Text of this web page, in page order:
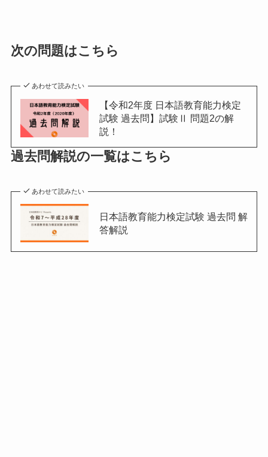
次の問題はこちら
あわせて読みたい
【令和2年度 日本語教育能力検定
試験 過去問】試験Ⅱ 問題2の解
説！
過去問解説の一覧はこちら
あわせて読みたい
日本語教育能力検定試験 過去問 解
答解説